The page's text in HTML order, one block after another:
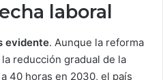
laboral
evidente. Aunque la reforma
reducción gradual de la
40 horas en 2030, el país